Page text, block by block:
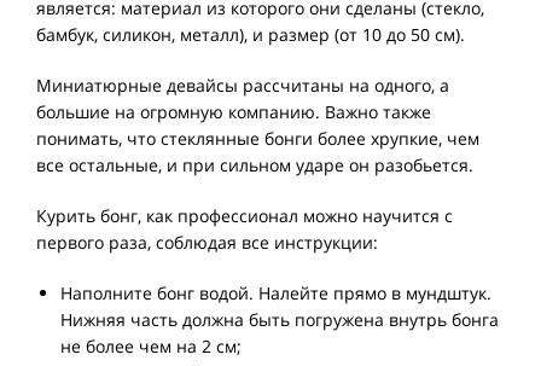
является: материал из которого они сделаны (стекло,
бамбук, силикон, металл), и размер (от 10 до 50 см).
Миниатюрные девайсы рассчитаны на одного, а
большие на огромную компанию. Важно также
понимать, что стеклянные бонги более хрупкие, чем
все остальные, и при сильном ударе он разобьется.
Курить бонг, как профессионал можно научится с
первого раза, соблюдая все инструкции:
Наполните бонг водой. Налейте прямо в мундштук.
Нижняя часть должна быть погружена внутрь бонга
не более чем на 2 см;